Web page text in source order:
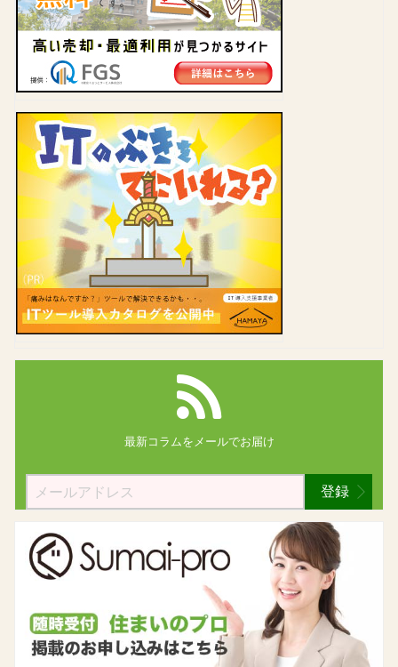
最新コラムを メールでお届け
登録